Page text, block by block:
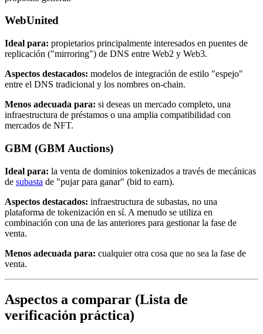
WebUnited
Ideal para: propietarios principalmente interesados en puentes de
replicación ("mirroring") de DNS entre Web2 y Web3.
Aspectos destacados: modelos de integración de estilo "espejo"
entre el DNS tradicional y los nombres on-chain.
Menos adecuada para: si deseas un mercado completo, una
infraestructura de préstamos o una amplia compatibilidad con
mercados de NFT.
GBM (GBM Auctions)
Ideal para: la venta de dominios tokenizados a través de mecánicas
de subasta de "pujar para ganar" (bid to earn).
Aspectos destacados: infraestructura de subastas, no una
plataforma de tokenización en sí. A menudo se utiliza en
combinación con una de las anteriores para gestionar la fase de
venta.
Menos adecuada para: cualquier otra cosa que no sea la fase de
venta.
Aspectos a comparar (Lista de
verificación práctica)